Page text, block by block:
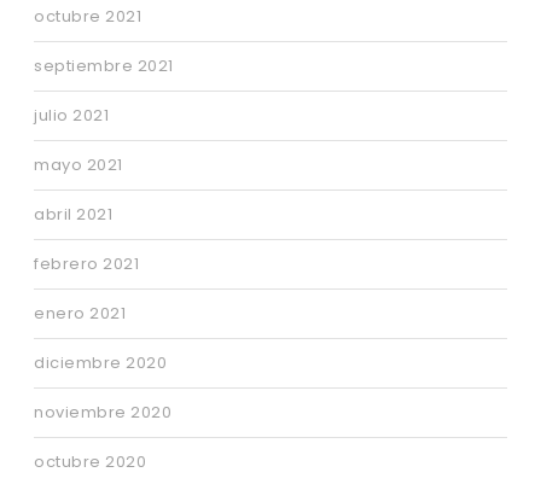
octubre 2021
septiembre 2021
julio 2021
mayo 2021
abril 2021
febrero 2021
enero 2021
diciembre 2020
noviembre 2020
octubre 2020